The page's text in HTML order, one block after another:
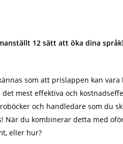
12 sätt att öka dina
som att prislappen kan vara
mest effektiva och
och handledare som du
du kombinerar detta med
eller hur?